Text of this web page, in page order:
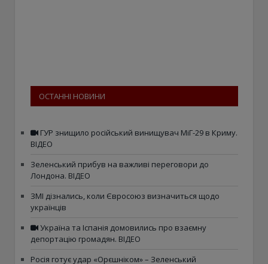
ОСТАННІ НОВИНИ
ГУР знищило російський винищувач МіГ-29 в Криму.
ВІДЕО
Зеленський прибув на важливі переговори до
Лондона. ВІДЕО
ЗМІ дізнались, коли Євросоюз визначиться щодо
українців
Україна та Іспанія домовились про взаємну
депортацію громадян. ВІДЕО
Росія готує удар «Орєшніком» – Зеленський